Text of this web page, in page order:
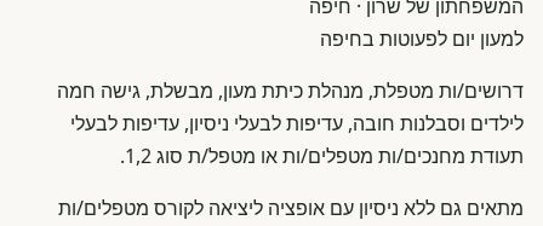
המשפחתון של שרון · חיפה
למעון יום לפעוטות בחיפה
דרושים/ות מטפלת, מנהלת כיתת מעון, מבשלת, גישה חמה
לילדים וסבלנות חובה, עדיפות לבעלי ניסיון, עדיפות לבעלי
תעודת מחנכים/ות מטפלים/ות או מטפל/ת סוג 1,2.
מתאים גם ללא ניסיון עם אופציה ליציאה לקורס מטפלים/ות